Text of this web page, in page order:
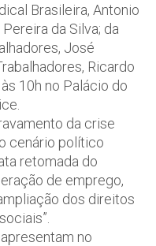
Brasileira, Antonio
da Silva; da
José
Ricardo
10h no Palácio do
da crise
cenário político
retomada do
de emprego,
dos direitos
no